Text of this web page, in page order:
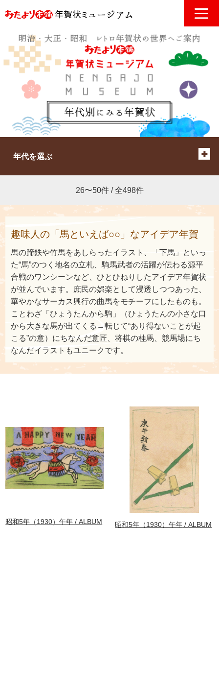
年代を選ぶ
26〜50件 / 全498件
趣味人の「馬といえば○○」なアイデア年賀
馬の蹄鉄や竹馬をあしらったイラスト、「下馬」といっ
た“馬”のつく地名の立札、騎馬武者の活躍が伝わる源平
合戦のワンシーンなど、ひとひねりしたアイデア年賀状
が並んでいます。庶民の娯楽として浸透しつつあった、
華やかなサーカス興行の曲馬をモチーフにしたものも。
ことわざ「ひょうたんから駒」（ひょうたんの小さな口
から大きな馬が出てくる→転じて“あり得ないことが起
こる”の意）にちなんだ意匠、将棋の桂馬、競馬場にち
なんだイラストもユニークです。
昭和5年（1930）午年 ALBUM 昭和5年（1930）午年 ALBUM